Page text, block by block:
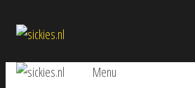
naar
inhoud
sickies.nl
Menu